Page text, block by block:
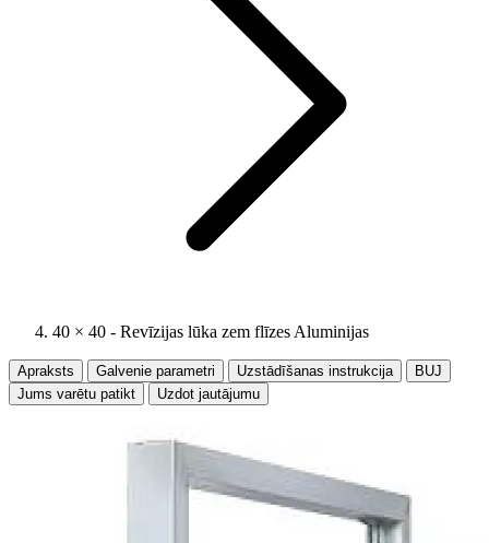
40 × 40 - Revīzijas lūka zem flīzes Aluminijas
Apraksts Galvenie parametri Uzstādīšanas instrukcija
BUJ
Jums varētu patikt
Uzdot jautājumu